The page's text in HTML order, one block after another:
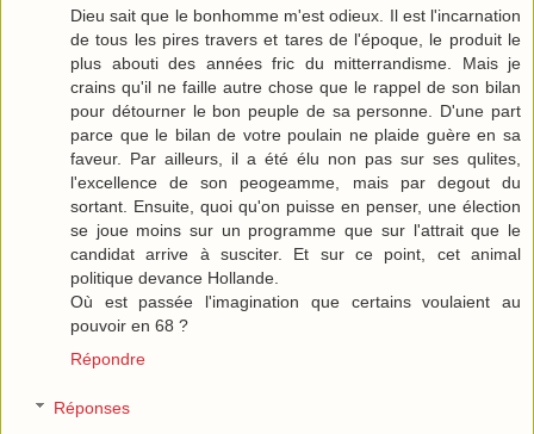
Dieu sait que le bonhomme m'est odieux. Il est l'incarnation
de tous les pires travers et tares de l'époque, le produit le
plus abouti des années fric du mitterrandisme. Mais je
crains qu'il ne faille autre chose que le rappel de son bilan
pour détourner le bon peuple de sa personne. D'une part
parce que le bilan de votre poulain ne plaide guère en sa
faveur. Par ailleurs, il a été élu non pas sur ses qulites,
l'excellence de son peogeamme, mais par degout du
sortant. Ensuite, quoi qu'on puisse en penser, une élection
se joue moins sur un programme que sur l'attrait que le
candidat arrive à susciter. Et sur ce point, cet animal
politique devance Hollande.
Où est passée l'imagination que certains voulaient au
pouvoir en 68 ?
Répondre
Réponses